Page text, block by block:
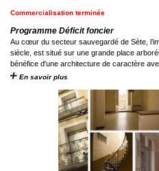
Commercialisation terminée
Programme Déficit foncier
Au cœur du secteur sauvegardé de Sète,
siècle, est situé sur une grande place
bénéfice d'une architecture de caractère
En savoir plus